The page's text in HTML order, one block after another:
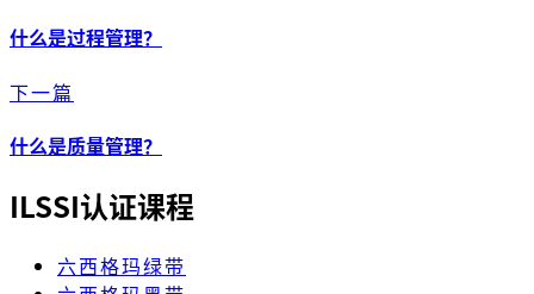
什么是过程管理？
下一篇
什么是质量管理？
ILSSI认证课程
六西格玛绿带